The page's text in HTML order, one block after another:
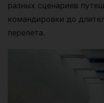
разных сценариев
командировки до
перелета.